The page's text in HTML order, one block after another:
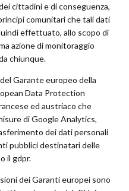
cittadini e di conseguenza,
comunitari che tali dati
effettuato, allo scopo di
azione di monitoraggio
chiunque.
Garante europeo della
Data Protection
ed austriaco che
di Google Analytics,
dei dati personali
pubblici destinatari delle
il gdpr.
dei Garanti europei sono